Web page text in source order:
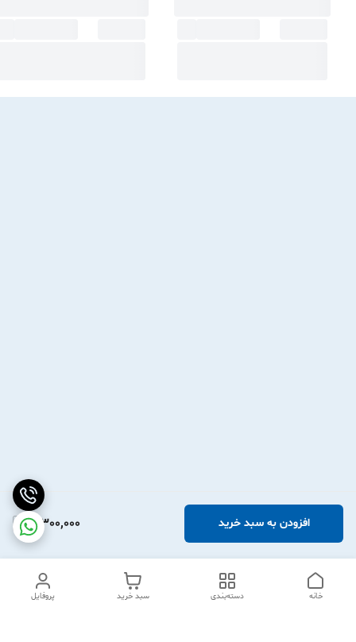
3,300,000 افزودن به سبد خرید
پروفایل سبد خرید دسته‌بندی خانه